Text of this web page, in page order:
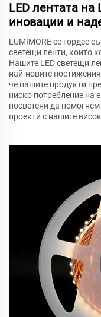
LED лентата на
иновации и
LUMIMORE се гордее
светещи ленти, които
Нашите LED светещи
най-новите
че нашите продукти
ниско потребление на
посветени да
проекти с нашите